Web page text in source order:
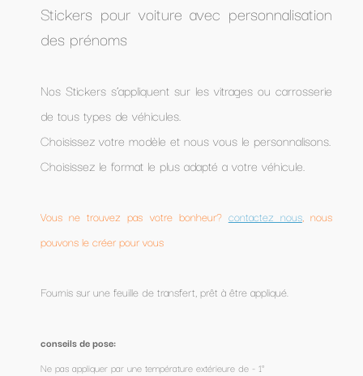
Stickers pour voiture avec personnalisation
des prénoms
Nos Stickers s’appliquent sur les vitrages ou carrosserie
de tous types de véhicules.
Choisissez votre modèle et nous vous le personnalisons.
Choisissez le format le plus adapté a votre véhicule.
Vous ne trouvez pas votre bonheur? contactez nous, nous
pouvons le créer pour vous
Fournis sur une feuille de transfert, prêt à être appliqué.
conseils de pose:
Ne pas appliquer par une température extérieure de - 1°